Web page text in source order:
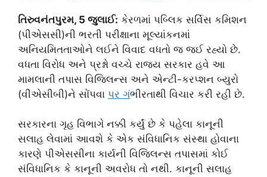
તિરુવનંતપુરમ, 5 જુલાઈ: કેરળમાં પબ્લિક સર્વિસ કમિશન
(પીએસસી)ની ભરતી પરીક્ષાના મૂલ્યાંકનમાં
અનિયમિતતાઓને લઈને વિવાદ વધતો જ જઈ રહ્યો છે.
વધતા વિરોધ અને પ્રશ્નો વચ્ચે રાજ્ય સરકાર હવે આ
મામલાની તપાસ વિજિલન્સ અને એન્ટી-કરપ્શન બ્યુરો
(વીએસીબી)ને સોંપવા પર ગંભીરતાથી વિચાર કરી રહી છે.
સરકારના ગૃહ વિભાગે નક્કી કર્યું છે કે પહેલા કાનૂની
સલાહ લેવામાં આવશે કે એક સંવિધાનિક સંસ્થા હોવાના
કારણે પીએસસીના કાર્યની વિજિલન્સ તપાસમાં કોઈ
સંવિધાનિક કે કાનૂની અવરોધ તો નથી. કાનૂની સલાહ